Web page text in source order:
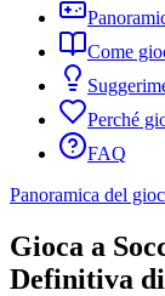
Come
Perché
FAQ
Panoramica del
Gioca a
Definitiva